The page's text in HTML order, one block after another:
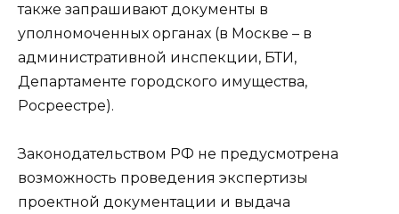
также запрашивают документы в
уполномоченных органах (в Москве – в
административной инспекции, БТИ,
Департаменте городского имущества,
Росреестре).
Законодательством РФ не предусмотрена
возможность проведения экспертизы
проектной документации и выдача